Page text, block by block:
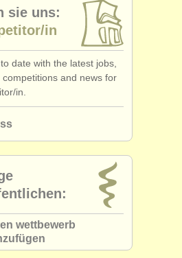
sie uns:
in
date with the latest jobs,
competitions and news for
in.
wettbewerb